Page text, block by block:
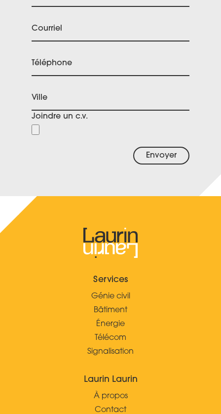
Courriel
Téléphone
Ville
Joindre un c.v.
Envoyer
Services
Génie civil
Bâtiment
Énergie
Télécom
Signalisation
Laurin Laurin
À propos
Contact